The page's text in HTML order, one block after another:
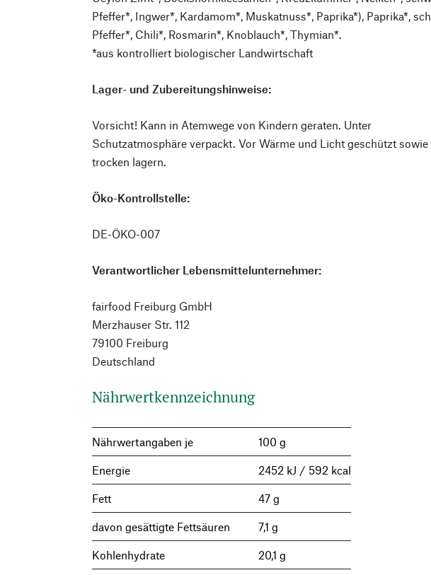
Pfeffer*, Ingwer*, Kardamom*, Muskatnuss*, Paprika*), Paprika*,
Pfeffer*, Chili*, Rosmarin*, Knoblauch*, Thymian*.
*aus kontrolliert biologischer Landwirtschaft
Lager- und Zubereitungshinweise:
Vorsicht! Kann in Atemwege von Kindern geraten. Unter
Schutzatmosphäre verpackt. Vor Wärme und Licht geschützt sowie
trocken lagern.
Öko-Kontrollstelle:
DE-ÖKO-007
Verantwortlicher Lebensmittelunternehmer:
fairfood Freiburg GmbH
Merzhauser Str. 112
79100 Freiburg
Deutschland
Nährwertkennzeichnung
Nährwertangaben je 100 g
Energie 2452 kJ / 592 kcal
Fett 47 g
davon gesättigte Fettsäuren 7,1 g
Kohlenhydrate 20,1 g